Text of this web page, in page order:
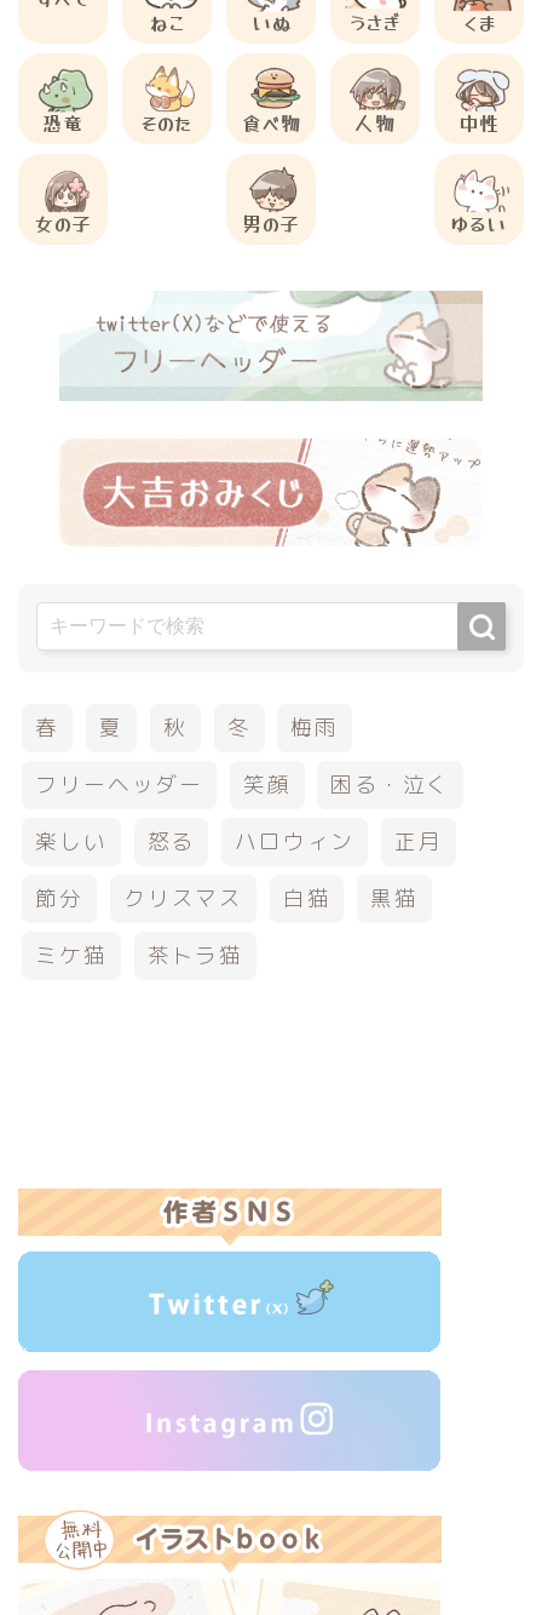
ねこ
いぬ うさぎ くま
恐竜 そのた 食べ物 人物 中性
女の子 男の子 ゆるい
春 夏 秋 冬
梅雨
フリーヘッダー
笑顔
困る・泣く
楽しい
怒る ハロウィン
正月
節分
クリスマス 白猫
黒猫
ミケ猫
茶トラ猫